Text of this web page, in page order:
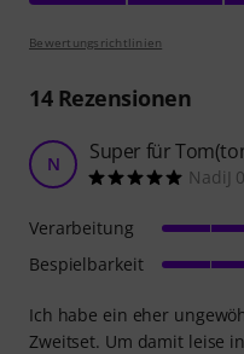
Bewertungsrichtlinien
14Rezensionen
N Super für
NadiJ
Ich habe ein eher
Zweitset. Um damit leise
Verarbeitung
Bespielbarkeit